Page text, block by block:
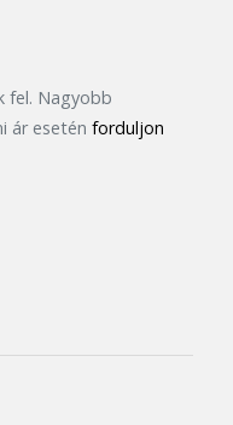
fel. Nagyobb
ár esetén forduljon